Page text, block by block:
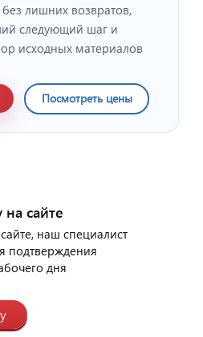
лишних возвратов,
следующий шаг и
исходных материалов
Посмотреть цены
на сайте
наш специалист
подтверждения
дня